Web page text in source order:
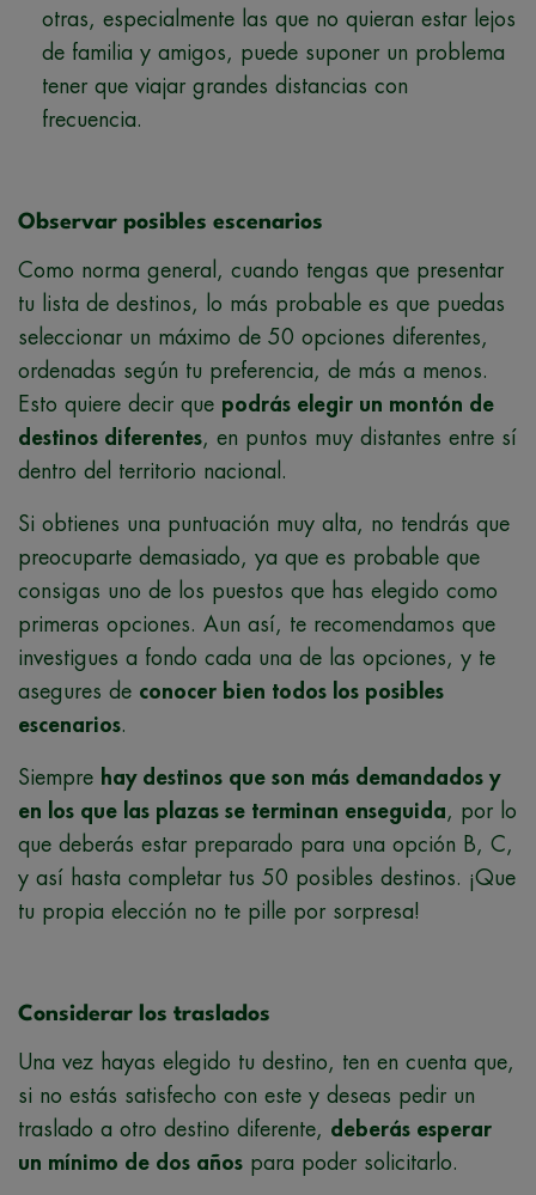
otras, especialmente las que no quieran estar lejos
de familia y amigos, puede suponer un problema
tener que viajar grandes distancias con
frecuencia.
Observar posibles escenarios
Como norma general, cuando tengas que presentar
tu lista de destinos, lo más probable es que puedas
seleccionar un máximo de 50 opciones diferentes,
ordenadas según tu preferencia, de más a menos.
Esto quiere decir que podrás elegir un montón de
destinos diferentes, en puntos muy distantes entre sí
dentro del territorio nacional.
Si obtienes una puntuación muy alta, no tendrás que
preocuparte demasiado, ya que es probable que
consigas uno de los puestos que has elegido como
primeras opciones. Aun así, te recomendamos que
investigues a fondo cada una de las opciones, y te
asegures de conocer bien todos los posibles
escenarios.
Siempre hay destinos que son más demandados y
en los que las plazas se terminan enseguida, por lo
que deberás estar preparado para una opción B, C,
y así hasta completar tus 50 posibles destinos. ¡Que
tu propia elección no te pille por sorpresa!
Considerar los traslados
Una vez hayas elegido tu destino, ten en cuenta que,
si no estás satisfecho con este y deseas pedir un
traslado a otro destino diferente, deberás esperar
un mínimo de dos años para poder solicitarlo.